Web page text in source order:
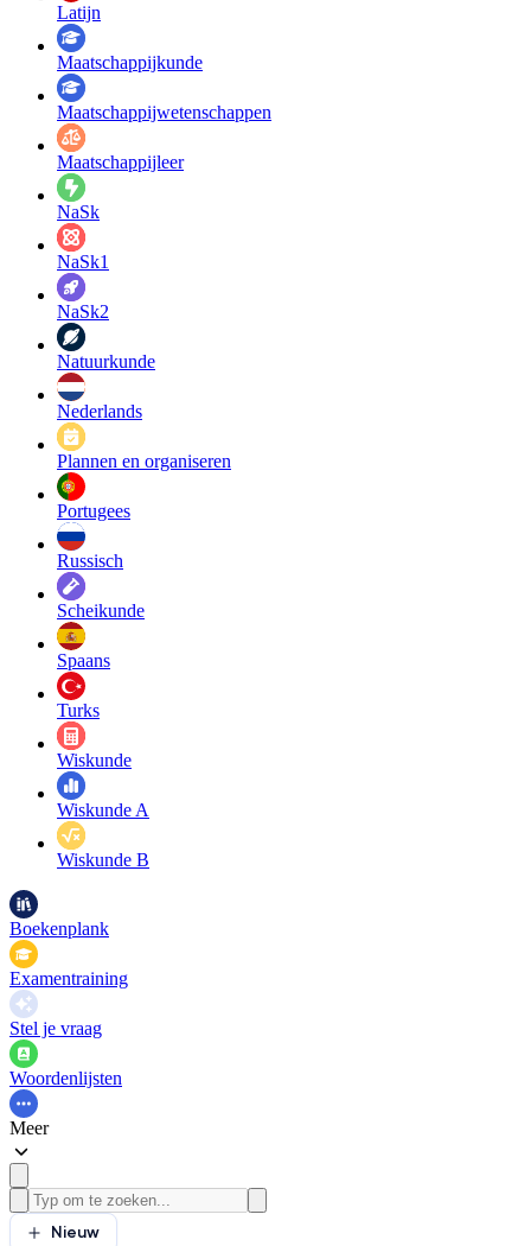
Latijn
Maatschappij­kunde
Maatschappij­wetenschappen
Maatschappijleer
NaSk
NaSk1
NaSk2
Natuurkunde
Nederlands
Plannen en organiseren
Portugees
Russisch
Scheikunde
Spaans
Turks
Wiskunde
Wiskunde A
Wiskunde B
Boekenplank
Examentraining
Stel je vraag
Woordenlijsten
Meer
Nieuw